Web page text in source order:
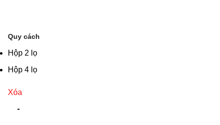
Quy cách
Hộp 2 lọ
Hộp 4 lọ
Xóa